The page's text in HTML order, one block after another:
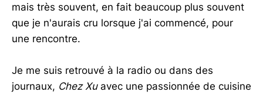
mais très souvent, en fait beaucoup plus souvent
que je n'aurais cru lorsque j'ai commencé, pour
une rencontre.
Je me suis retrouvé à la radio ou dans des
journaux, Chez Xuavec une passionnée de cuisine